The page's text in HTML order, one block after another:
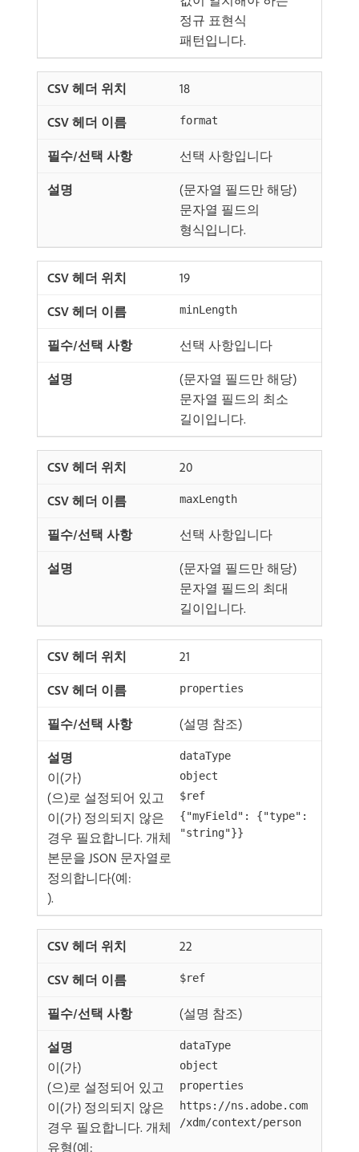
정규 표현식
패턴입니다.
18
format
선택 사항입니다
(문자열 필드만 해당)
문자열 필드의
형식입니다.
19
minLength
선택 사항입니다
(문자열 필드만 해당)
문자열 필드의 최소
길이입니다.
20
maxLength
선택 사항입니다
(문자열 필드만 해당)
문자열 필드의 최대
길이입니다.
21
properties
(설명 참조)
dataType
이(가) object
(으)로 설정되어 있고 $ref
이(가) 정의되지 않은
경우 필요합니다. 개체
본문을 JSON 문자열로
정의합니다(예:
{"myField": {"type":
"string"}}
).
22
$ref
(설명 참조)
dataType
이(가) object
(으)로 설정되어 있고 properties
이(가) 정의되지 않은
경우 필요합니다. 개체
유형(예:
https://ns.adobe.com
/xdm/context/person